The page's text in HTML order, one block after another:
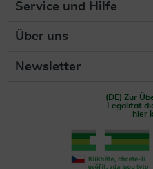
Service und Hilfe
Über uns
Newsletter
(DE) Zur
Legalität
hier